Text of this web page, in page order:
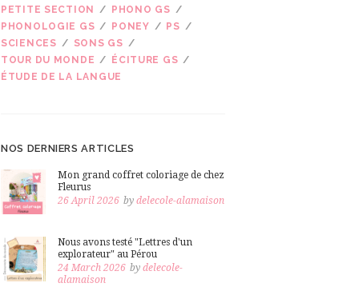
PETITE SECTION
PHONO GS
PHONOLOGIE GS
PONEY
PS
SCIENCES
SONS GS
TOUR DU MONDE
ÉCITURE GS
ÉTUDE DE LA LANGUE
NOS DERNIERS ARTICLES
Mon grand coffret coloriage de chez
Fleurus
26 April 2026 bydelecole-alamaison
Nous avons testé "Lettres d'un
explorateur" au Pérou
24 March 2026 bydelecole-
alamaison